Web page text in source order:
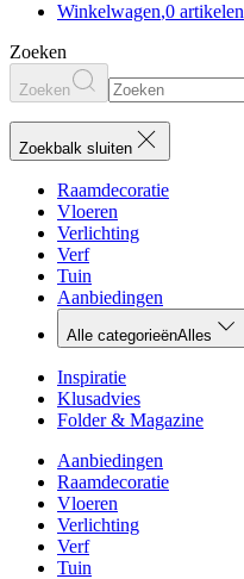
Winkelwagen,0 artikelen
Zoeken
Zoeken
Zoekbalk sluiten
Raamdecoratie
Vloeren
Verlichting
Verf
Tuin
Aanbiedingen
Alle categorieënAlles
Inspiratie
Klusadvies
Folder & Magazine
Aanbiedingen
Raamdecoratie
Vloeren
Verlichting
Verf
Tuin